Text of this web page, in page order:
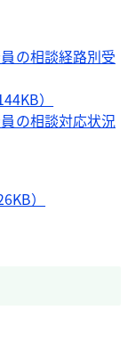
の相談経路別受
）
の相談対応状況
）